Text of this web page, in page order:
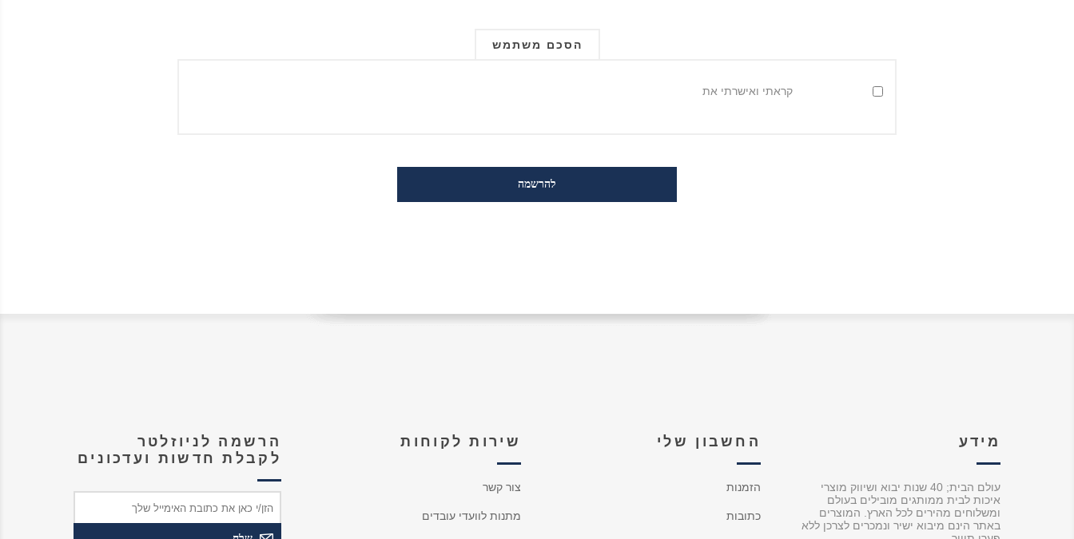
הסכם משתמש
קראתי ואישרתי את
מידע
עולם הבית; 40 שנות יבוא ושיווק מוצרי
איכות לבית ממותגים מובילים בעולם
ומשלוחים מהירים לכל הארץ. המוצרים
באתר הינם מיבוא ישיר ונמכרים לצרכן ללא
החשבון שלי
הזמנות
כתובות
שירות לקוחות
צור קשר
מתנות לוועדי עובדים
הרשמה לניוזלטר
לקבלת חדשות ועדכונים